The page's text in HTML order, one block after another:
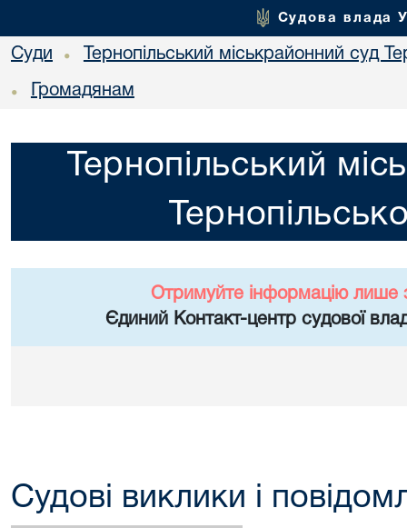
Судова влада
Суди • Тернопільський міськрайонний суд
• Громадянам
Тернопільський
Отримуйте інформацію лише
Єдиний Контакт-центр судової
Судові виклики і